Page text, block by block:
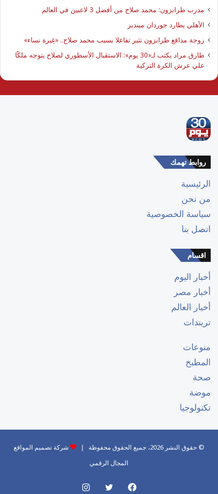
مدرب طرابزون: محمد صلاح من أفضل 3 لاعبين في العالم
الأهلي يطارد جوردان مينديز
زوجة مدافع طرابزون تثير تفاعلا بسبب محمد صلاح.. «غِيرة نساء»
طارق مراد يكتب لـ«30 يوم»: الاستقبال الأسطوري لصلاح يتوجه ملكًا
علي عرش الكرة التركية
روابط تهمك
الرئيسية
من نحن
سياسة الخصوصية
اتصل بنا
اقسام
أخبار اليوم
أخبار مصر
أخبار العالم
تريندات
منوعات
المطبخ
صحة
موضة
تكنولوجيا
© حقوق النشر 2026، جميع الحقوق محفوظة |
شركة تصميم المواقع
المجال الرقمي
فيسبوكتويتر انستقرام